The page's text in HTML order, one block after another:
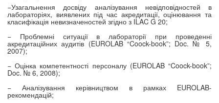
−Узагальнення досвіду аналізування невідповідностей в
лабораторіях, виявлених під час акредитації, оцінювання та
класифікація невизначеностей згідно з ILAC G 20;
− Проблемні ситуації в лабораторії при проведенні
акредитаційних аудитів (EUROLAB “Coock-book”; Doc. № 5,
2007);
− Оцінка компетентності персоналу (EUROLAB “Coock-book”;
Doc. № 6, 2008);
− Аналізування керівництвом в рамках EUROLAB-
рекомендацій;